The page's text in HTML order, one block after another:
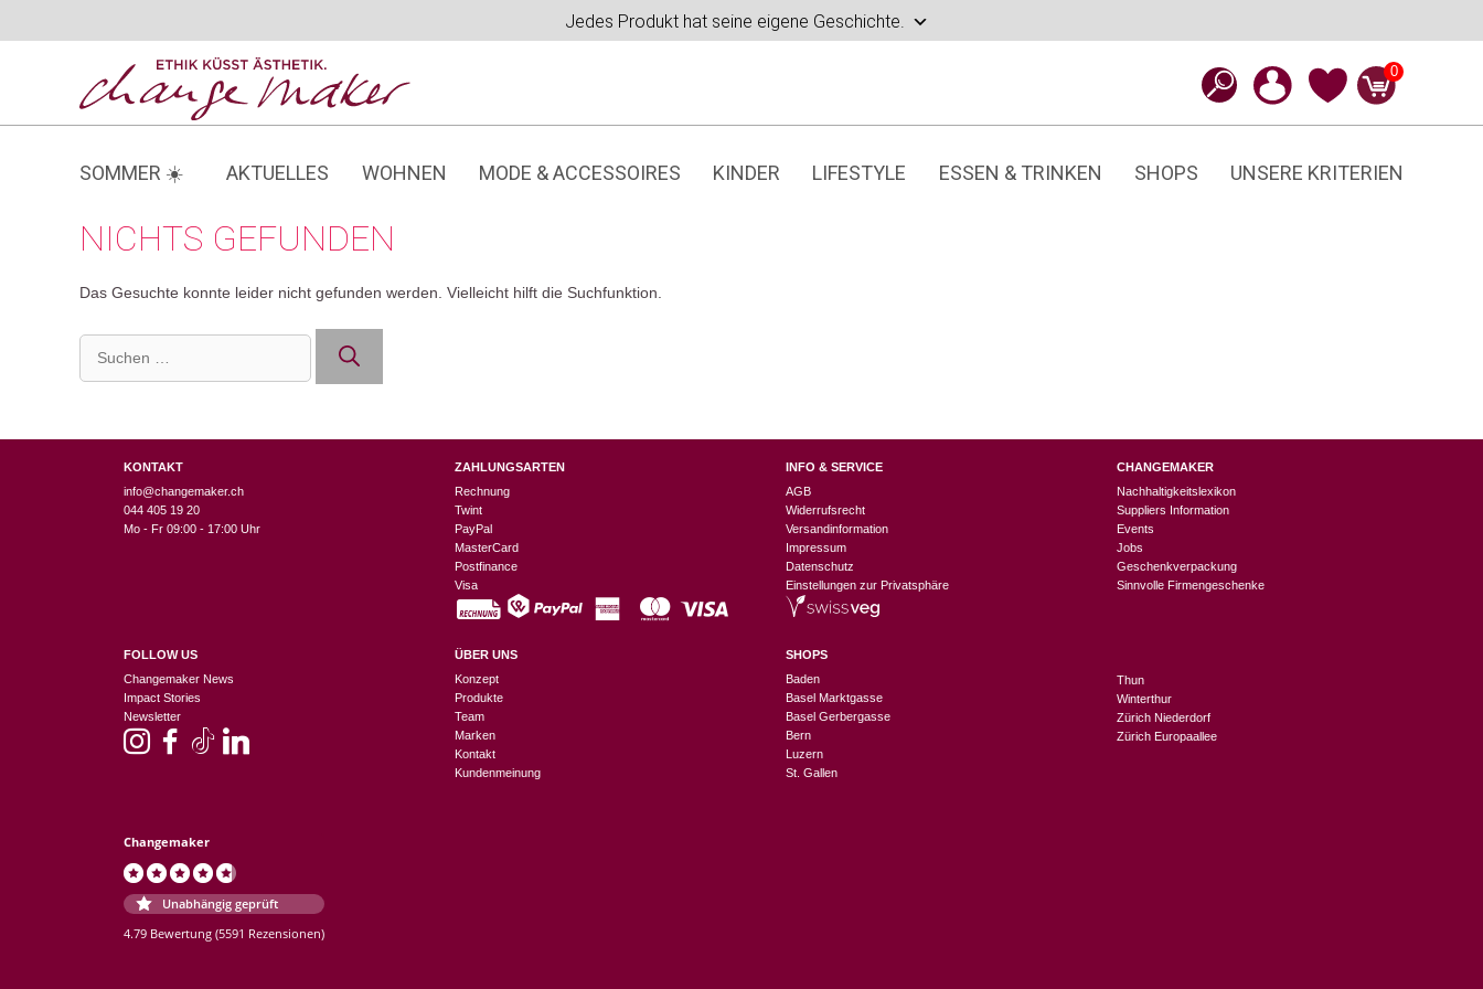
Jedes Produkt hat seine eigene Geschichte.
0
SOMMER ☀️ AKTUELLES WOHNEN MODE & ACCESSOIRES KINDER LIFESTYLE ESSEN & TRINKEN SHOPS UNSERE KRITERIEN
NICHTS GEFUNDEN
Das Gesuchte konnte leider nicht gefunden werden. Vielleicht hilft die Suchfunktion.
Suchen
nach:
KONTAKT
info@changemaker.ch
044 405 19 20
Mo - Fr 09:00 - 17:00 Uhr
FOLLOW US
Changemaker News
Impact Stories
Newsletter
Changemaker
Unabhängig geprüft
4.79 Bewertung (5591 Rezensionen)
ZAHLUNGSARTEN
Rechnung
Twint
PayPal
MasterCard
Postfinance
Visa
ÜBER UNS
Konzept
Produkte
Team
Marken
Kontakt
Kundenmeinung
INFO & SERVICE
AGB
Widerrufsrecht
Versandinformation
Impressum
Datenschutz
Einstellungen zur Privatsphäre
SHOPS
Baden
Basel Marktgasse
Basel Gerbergasse
Bern
Luzern
St. Gallen
CHANGEMAKER
Nachhaltigkeitslexikon
Suppliers Information
Events
Jobs
Geschenkverpackung
Sinnvolle Firmengeschenke
Thun
Winterthur
Zürich Niederdorf
Zürich Europaallee